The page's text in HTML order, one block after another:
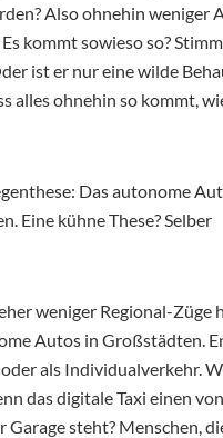
Also ohnehin weniger
kommt sowieso so?
ist er nur eine wilde
alles ohnehin so kommt,
Das autonome
Eine kühne These? Selber
weniger Regional-Züge
Autos in Großstädten.
als Individualverkehr.
das digitale Taxi einen
Garage steht? Menschen,